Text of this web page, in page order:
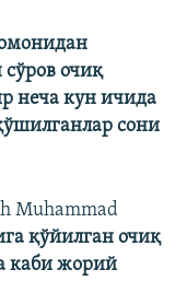
очиқ
неча кун ичида
сони
Muhammad
қўйилган очиқ
каби жорий